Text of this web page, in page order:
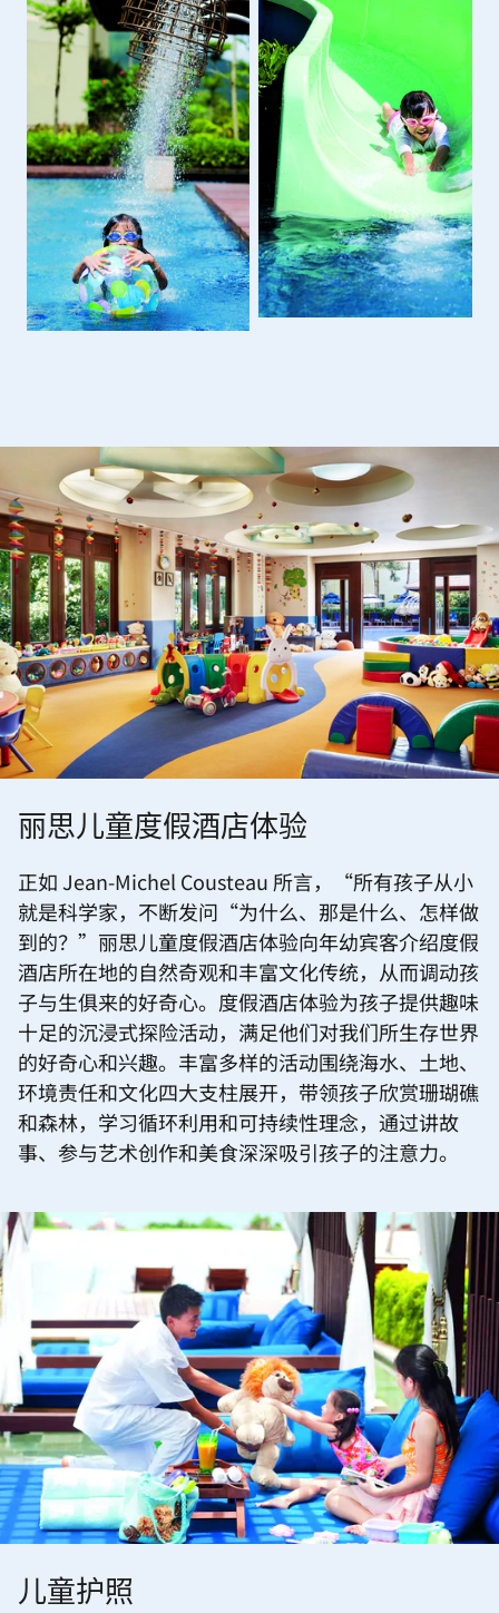
丽思儿童度假酒店体验
正如 Jean-Michel Cousteau 所言，“所有孩子从小
就是科学家，不断发问“为什么、那是什么、怎样做
到的？”丽思儿童度假酒店体验向年幼宾客介绍度假
酒店所在地的自然奇观和丰富文化传统，从而调动孩
子与生俱来的好奇心。度假酒店体验为孩子提供趣味
十足的沉浸式探险活动，满足他们对我们所生存世界
的好奇心和兴趣。丰富多样的活动围绕海水、土地、
环境责任和文化四大支柱展开，带领孩子欣赏珊瑚礁
和森林，学习循环利用和可持续性理念，通过讲故
事、参与艺术创作和美食深深吸引孩子的注意力。
儿童护照